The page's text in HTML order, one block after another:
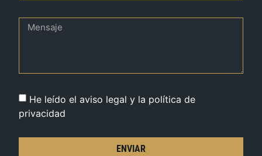
He leído el aviso legal y la política de
privacidad
ENVIAR